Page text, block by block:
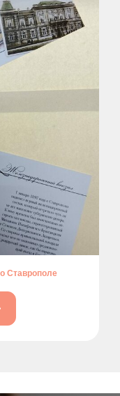
Ставрополе